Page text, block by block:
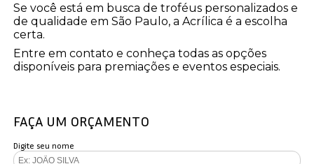
Se você está em busca de troféus personalizados e
de qualidade em São Paulo, a Acrílica é a escolha
certa.
Entre em contato e conheça todas as opções
disponíveis para premiações e eventos especiais.
FAÇA UM ORÇAMENTO
Digite seu nome